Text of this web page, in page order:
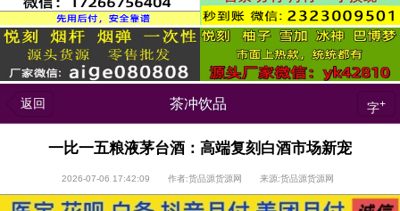
返回 茶冲饮品 字+
一比一五粮液茅台酒：高端复刻白酒市场新宠
2026-07-06 17:42:09 作者:货品源货源网 来源:货品源货源网